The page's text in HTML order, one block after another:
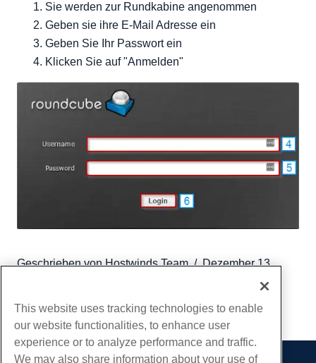
Sie werden zur Rundkabine angenommen
Geben sie ihre E-Mail Adresse ein
Geben Sie Ihr Passwort ein
Klicken Sie auf "Anmelden"
Geschrieben von Hostwinds Team/Dezember 13,
Kopieren URL
This website uses tracking technologies to enable
our website functionalities, to enhance user
experience or to analyze performance and traffic.
We may also share information about your use of